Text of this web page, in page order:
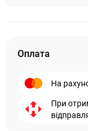
Оплата
На
При